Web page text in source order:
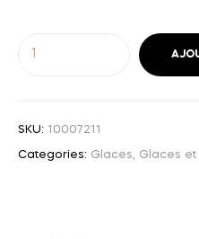
SKU: 10007211
Categories: Glaces, Glaces et